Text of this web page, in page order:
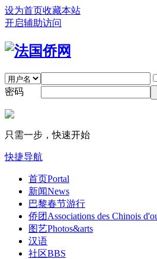
设为首页收藏本站
开启辅助访问
密码
只需一步，快速开始
快捷导航
首页Portal
新闻News
巴黎春节游行
侨团 Associations des Chinois
图艺Photos&arts
汉语
社区BBS